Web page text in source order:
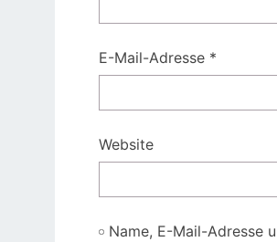
E-Mail-Adresse *
Website
Name, E-Mail-Adresse